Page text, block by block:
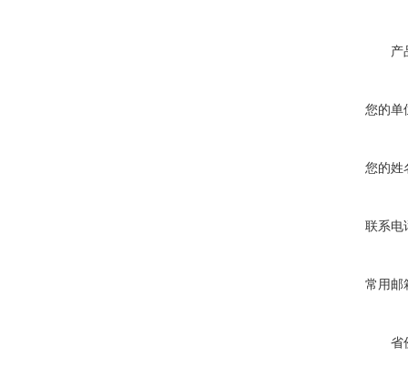
产
您的单
您的姓
联系电
常用邮
省